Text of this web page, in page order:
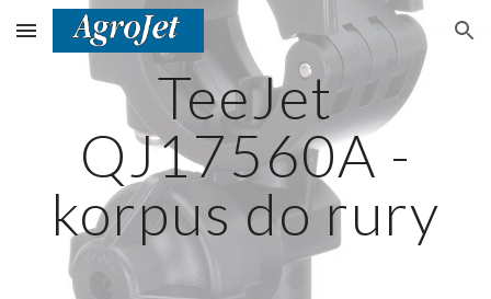
Skip to main content Skip to navigation
TeeJet
QJ17560A -
korpus do rury